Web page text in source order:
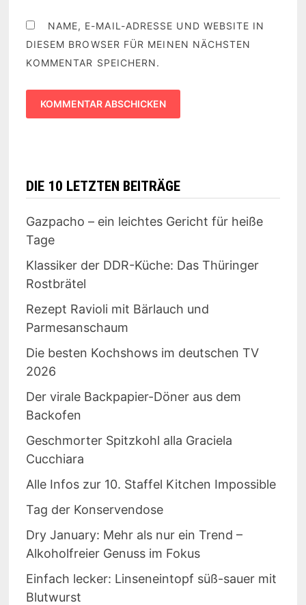
NAME, E-MAIL-ADRESSE UND WEBSITE IN
DIESEM BROWSER FÜR MEINEN NÄCHSTEN
KOMMENTAR SPEICHERN.
DIE 10 LETZTEN BEITRÄGE
Gazpacho – ein leichtes Gericht für heiße
Tage
Klassiker der DDR-Küche: Das Thüringer
Rostbrätel
Rezept Ravioli mit Bärlauch und
Parmesanschaum
Die besten Kochshows im deutschen TV
2026
Der virale Backpapier-Döner aus dem
Backofen
Geschmorter Spitzkohl alla Graciela
Cucchiara
Alle Infos zur 10. Staffel Kitchen Impossible
Tag der Konservendose
Dry January: Mehr als nur ein Trend –
Alkoholfreier Genuss im Fokus
Einfach lecker: Linseneintopf süß-sauer mit
Blutwurst